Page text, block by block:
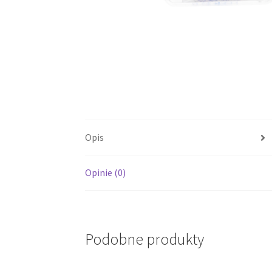
Opis
Opinie (0)
Podobne produkty